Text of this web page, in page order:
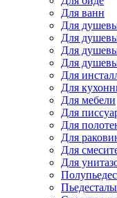
Для ванн
Для
Для
Для
Для
Для
Для
Для мебели
Для
Для
Для
Для
Для